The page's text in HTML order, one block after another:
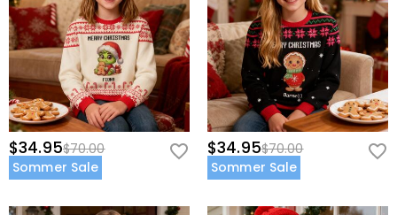
$34.95$70.00
Sommer Sale
$34.95$70.00
Sommer Sale